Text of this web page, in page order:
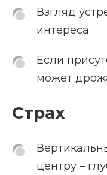
Взгляд
интереса
Если
может
Страх
центру –